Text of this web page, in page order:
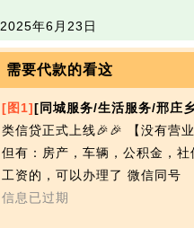
2025年6月23日
需要代款的看这
[图1][同城服务/生活服务/邢庄
类信贷正式上线🎉🎉 【没有营业
但有：房产，车辆，公积金，社
工资的，可以办理了 微信同号
信息已过期